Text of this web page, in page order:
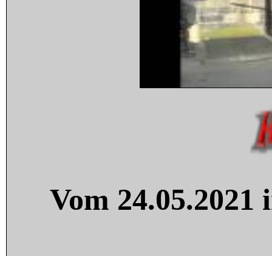
Vom